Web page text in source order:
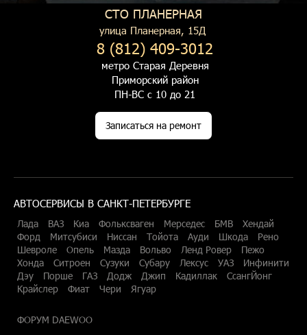
СТО ПЛАНЕРНАЯ
улица Планерная, 15Д
8 (812) 409-3012
метро Старая Деревня
Приморский район
ПН-ВС с 10 до 21
Записаться на ремонт
АВТОСЕРВИСЫ В САНКТ-ПЕТЕРБУРГЕ
Лада ВАЗ Киа Фольксваген Мерседес БМВ
Хендай
Форд
Митсубиси Ниссан Тойота Ауди Шкода
Рено
Шевроле
Опель Мазда Вольво Ленд Ровер
Пежо
Хонда
Ситроен Сузуки Субару Лексус УАЗ
Инфинити
Дэу
Порше ГАЗ Додж Джип Кадиллак
СсангЙонг
Крайслер
Фиат Чери Ягуар
ФОРУМ DAEWOO